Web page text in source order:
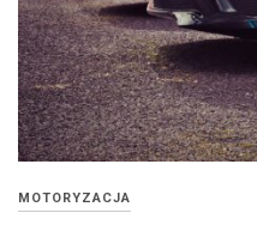
MOTORYZACJA